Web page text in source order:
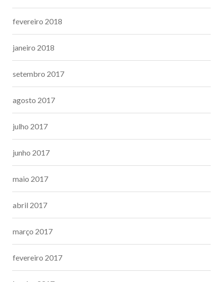
fevereiro 2018
janeiro 2018
setembro 2017
agosto 2017
julho 2017
junho 2017
maio 2017
abril 2017
março 2017
fevereiro 2017